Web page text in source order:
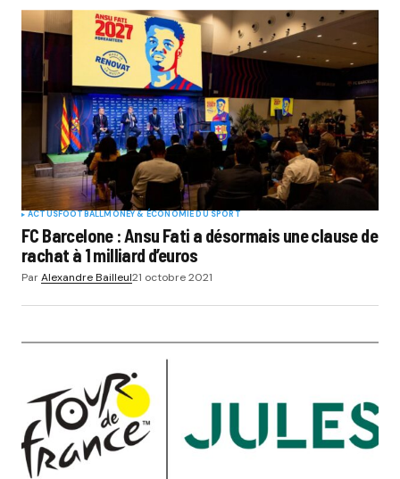
ACTUSFOOTBALLMONEY & ÉCONOMIE DU SPORT
FC Barcelone : Ansu Fati a désormais une clause de
rachat à 1 milliard d’euros
ParAlexandre Bailleul21 octobre 2021